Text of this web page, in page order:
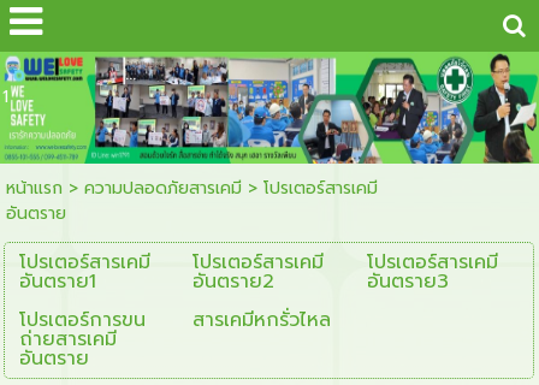
...
1
หน้าแรก > ความปลอดภัยสารเคมี > โปรเตอร์สารเคมี
อันตราย
โปรเตอร์สารเคมี
อันตราย1
โปรเตอร์สารเคมี
อันตราย2
โปรเตอร์สารเคมี
อันตราย3
โปรเตอร์การขน
ถ่ายสารเคมี
อันตราย
สารเคมีหกรั่วไหล